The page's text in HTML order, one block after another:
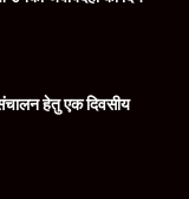
हेतु एक दिवसीय